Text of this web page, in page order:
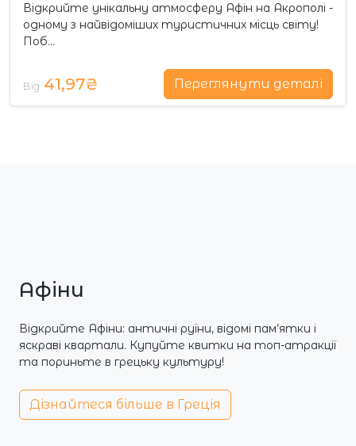
Відкрийте унікальну атмосферу Афін на Акрополі -
одному з найвідоміших туристичних місць світу!
Поб…
Від 41,97₴ Переглянути деталі
Афіни
Відкрийте Афіни: античні руїни, відомі пам’ятки і
яскраві квартали. Купуйте квитки на топ-атракції
та пориньте в грецьку культуру!
Дізнайтеся більше в Греція